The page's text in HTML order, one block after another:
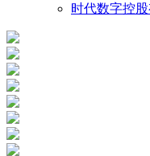
时代数字控股